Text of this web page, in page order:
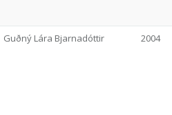
Guðný Lára Bjarnadóttir 2004